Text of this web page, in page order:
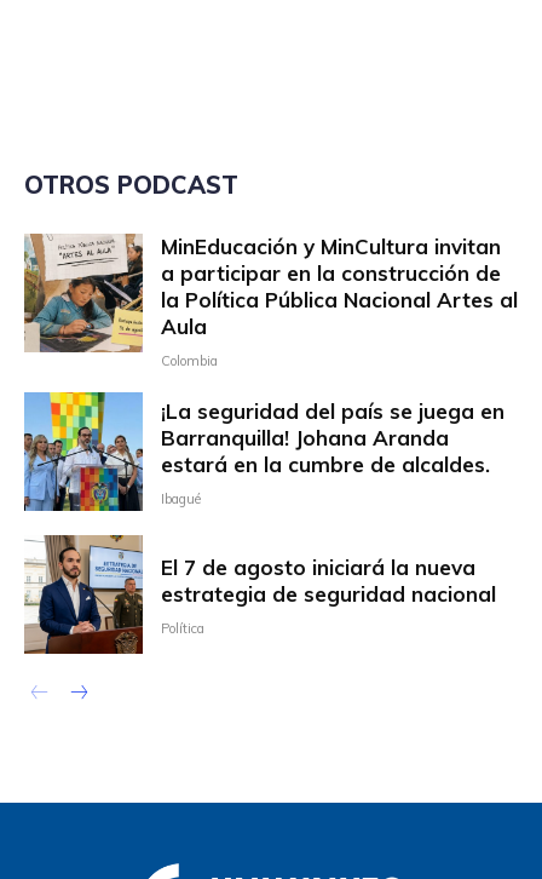
OTROS PODCAST
MinEducación y MinCultura invitan
a participar en la construcción de
la Política Pública Nacional Artes al
Aula
Colombia
¡La seguridad del país se juega en
Barranquilla! Johana Aranda
estará en la cumbre de alcaldes.
Ibagué
El 7 de agosto iniciará la nueva
estrategia de seguridad nacional
Política